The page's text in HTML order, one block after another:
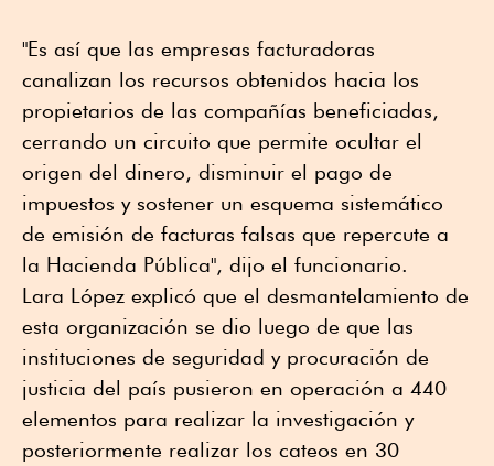
"Es así que las empresas facturadoras
canalizan los recursos obtenidos hacia los
propietarios de las compañías beneficiadas,
cerrando un circuito que permite ocultar el
origen del dinero, disminuir el pago de
impuestos y sostener un esquema sistemático
de emisión de facturas falsas que repercute a
la Hacienda Pública", dijo el funcionario.
Lara López explicó que el desmantelamiento de
esta organización se dio luego de que las
instituciones de seguridad y procuración de
justicia del país pusieron en operación a 440
elementos para realizar la investigación y
posteriormente realizar los cateos en 30